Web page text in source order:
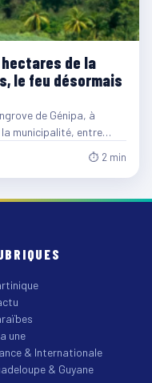
hectares de la
le feu désormais
de Génipa, à
la municipalité, entre…
⏱ 2 min
une
& Internationale
& Guyane